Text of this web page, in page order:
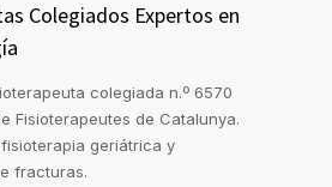
Colegiados Expertos en
colegiada n.º 6570
Fisioterapeutes de Catalunya.
geriátrica y
fracturas.